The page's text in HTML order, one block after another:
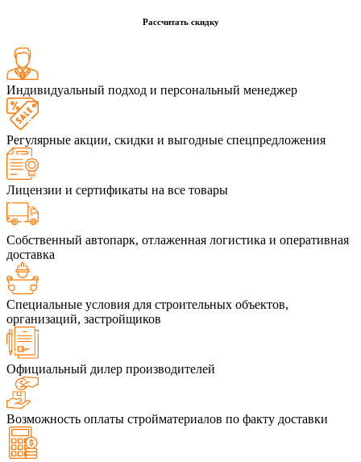
Рассчитать скидку
Индивидуальный подход и персональный менеджер
Регулярные акции, скидки и выгодные спецпредложения
Лицензии и сертификаты на все товары
Собственный автопарк, отлаженная логистика и оперативная
доставка
Специальные условия для строительных объектов,
организаций, застройщиков
Официальный дилер производителей
Возможность оплаты стройматериалов по факту доставки